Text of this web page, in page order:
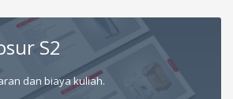
S2
dan biaya kuliah.